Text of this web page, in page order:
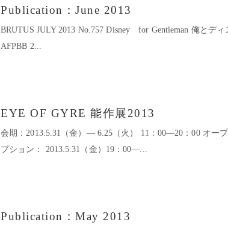
Publication：June 2013
BRUTUS JULY 2013 No.757 Disney for Gentleman 俺とディ
AFPBB 2...
EYE OF GYRE 能作展2013
会期：2013.5.31（金）― 6.25（火） 11：00―20：00 オー
プション： 2013.5.31（金）19：00―...
Publication：May 2013